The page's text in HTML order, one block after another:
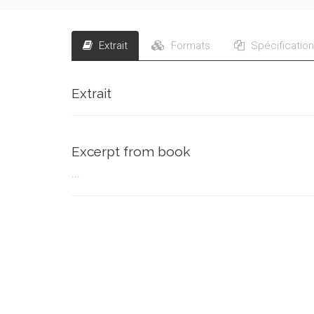
Extrait Formats
Extrait
Excerpt from book